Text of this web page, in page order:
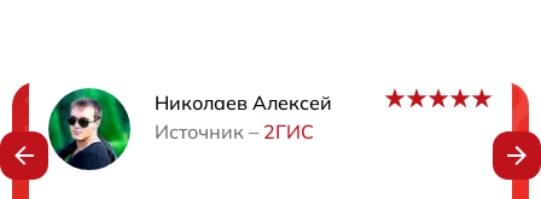
Николаев Алексей
Источник – 2ГИС
Нужна консультация?